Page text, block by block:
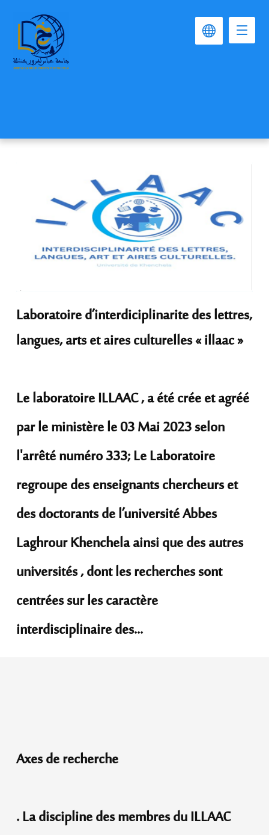
Laboratoire d’interdiciplinarite des lettres,
langues, arts et aires culturelles « illaac »
Le laboratoire ILLAAC , a été crée et agréé
par le ministère le 03 Mai 2023 selon
l'arrêté numéro 333; Le Laboratoire
regroupe des enseignants chercheurs et
des doctorants de l’université Abbes
Laghrour Khenchela ainsi que des autres
universités , dont les recherches sont
centrées sur les caractère
interdisciplinaire des...
Axes de recherche
. La discipline des membres du ILLAAC